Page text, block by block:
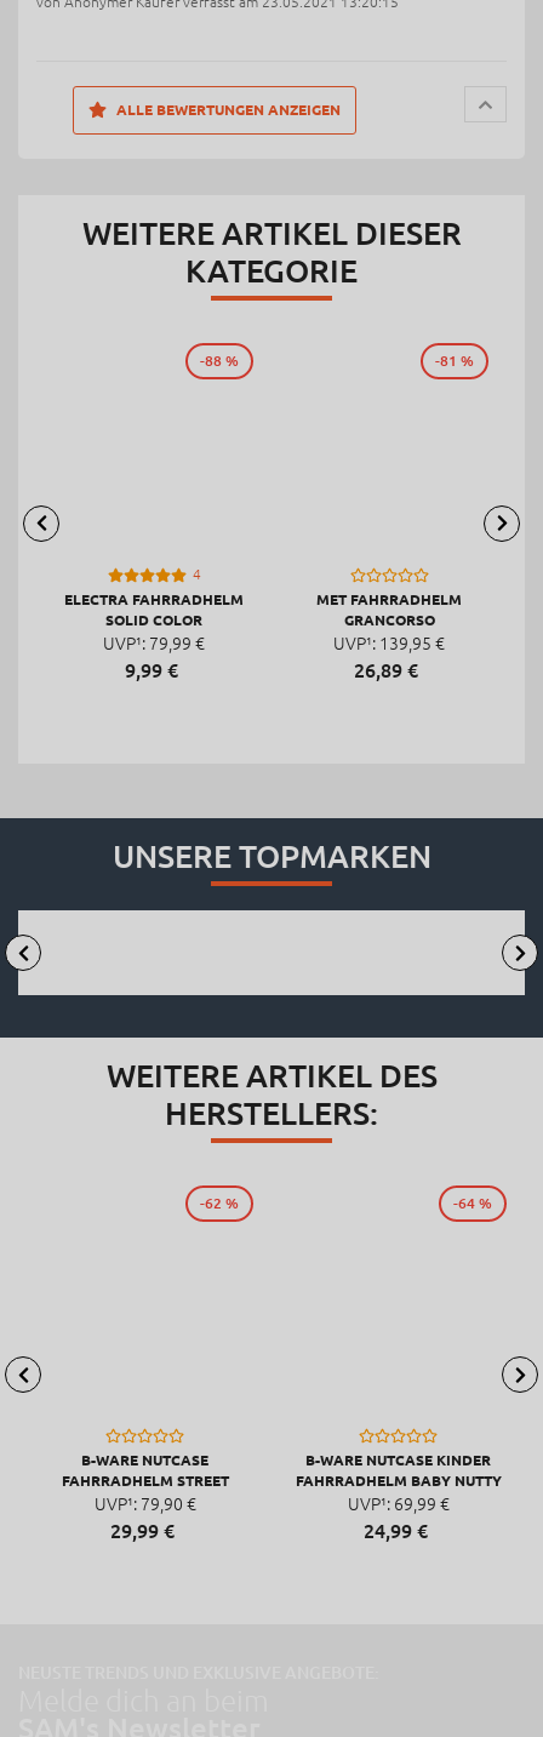
ALLE BEWERTUNGEN ANZEIGEN
WEITERE ARTIKEL DIESER
KATEGORIE
4
ELECTRA FAHRRADHELM
SOLID COLOR
UVP¹: 79,99 €
9,99 €
-88 %
MET FAHRRADHELM
GRANCORSO
UVP¹: 139,95 €
26,89€
-81 %
UNSERE TOPMARKEN
WEITERE ARTIKEL DES
HERSTELLERS:
B-WARE NUTCASE
FAHRRADHELM STREET
UVP¹: 79,90 €
29,99 €
-62 %
B-WARE NUTCASE KINDER
FAHRRADHELM BABY NUTTY
MIPS, XXS
UVP¹: 69,99 €
24,99 €
-64 %